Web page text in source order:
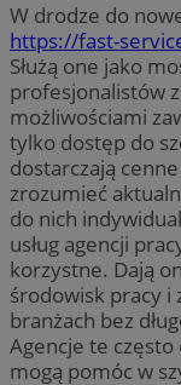
W drodze do
https://fast-
Służą one jako
profesjonalistów
możliwościami
tylko dostęp do
dostarczają
zrozumieć
do nich
usług agencji
korzystne. Dają
środowisk pracy i
branżach bez
Agencje te
mogą pomóc w